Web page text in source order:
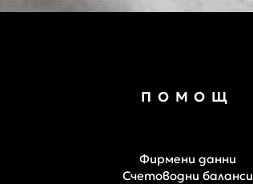
ПОМОЩ
Фирмени данни
Счетоводни баланси